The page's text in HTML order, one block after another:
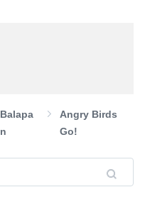
Balapa
N
Angry Birds
Go!